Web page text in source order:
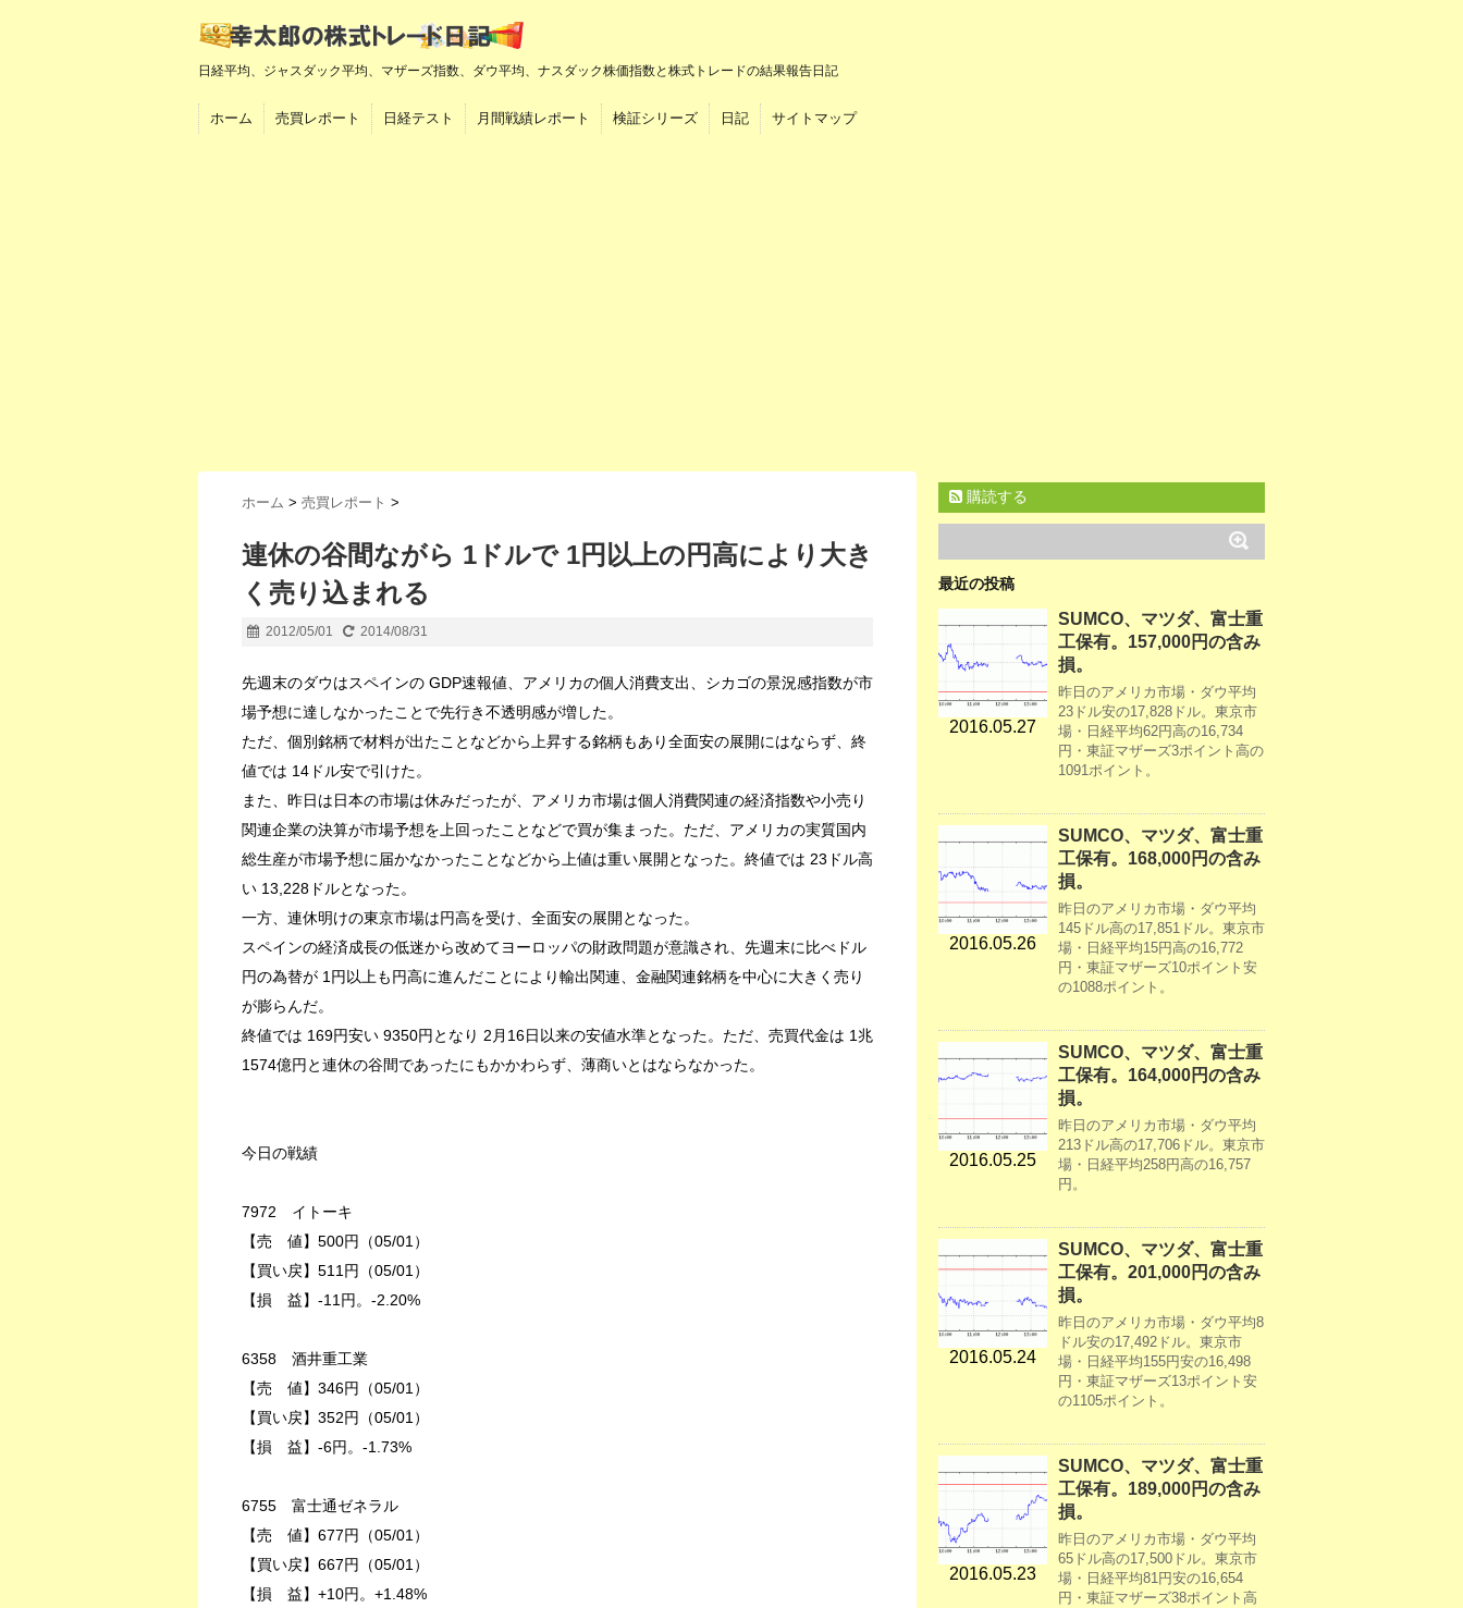
日経平均、ジャスダック平均、マザーズ指数、ダウ平均、ナスダック株価指数と株式トレードの結果報告日記
ホーム 売買レポート 日経テスト 月間戦績レポート 検証シリーズ 日記 サイトマップ
ホーム > 売買レポート >
連休の谷間ながら 1ドルで 1円以上の円高により大き
く売り込まれる
2012/05/01 2014/08/31
先週末のダウはスペインの GDP速報値、アメリカの個人消費支出、シカゴの景況感指数が市
場予想に達しなかったことで先行き不透明感が増した。
ただ、個別銘柄で材料が出たことなどから上昇する銘柄もあり全面安の展開にはならず、終
値では 14ドル安で引けた。
また、昨日は日本の市場は休みだったが、アメリカ市場は個人消費関連の経済指数や小売り
関連企業の決算が市場予想を上回ったことなどで買が集まった。ただ、アメリカの実質国内
総生産が市場予想に届かなかったことなどから上値は重い展開となった。終値では 23ドル高
い 13,228ドルとなった。
一方、連休明けの東京市場は円高を受け、全面安の展開となった。
スペインの経済成長の低迷から改めてヨーロッパの財政問題が意識され、先週末に比べドル
円の為替が 1円以上も円高に進んだことにより輸出関連、金融関連銘柄を中心に大きく売り
が膨らんだ。
終値では 169円安い 9350円となり 2月16日以来の安値水準となった。ただ、売買代金は 1兆
1574億円と連休の谷間であったにもかかわらず、薄商いとはならなかった。
今日の戦績
7972 イトーキ
【売 値】500円（05/01）
【買い戻】511円（05/01）
【損 益】-11円。-2.20%
6358 酒井重工業
【売 値】346円（05/01）
【買い戻】352円（05/01）
【損 益】-6円。-1.73%
6755 富士通ゼネラル
【売 値】677円（05/01）
【買い戻】667円（05/01）
【損 益】+10円。+1.48%
購読する
最近の投稿
2016.05.27
SUMCO、マツダ、富士重
工保有。157,000円の含み
損。
昨日のアメリカ市場・ダウ平均
23ドル安の17,828ドル。東京市
場・日経平均62円高の16,734
円・東証マザーズ3ポイント高の
1091ポイント。
2016.05.26
SUMCO、マツダ、富士重
工保有。168,000円の含み
損。
昨日のアメリカ市場・ダウ平均
145ドル高の17,851ドル。東京市
場・日経平均15円高の16,772
円・東証マザーズ10ポイント安
の1088ポイント。
2016.05.25
SUMCO、マツダ、富士重
工保有。164,000円の含み
損。
昨日のアメリカ市場・ダウ平均
213ドル高の17,706ドル。東京市
場・日経平均258円高の16,757
円。
2016.05.24
SUMCO、マツダ、富士重
工保有。201,000円の含み
損。
昨日のアメリカ市場・ダウ平均8
ドル安の17,492ドル。東京市
場・日経平均155円安の16,498
円・東証マザーズ13ポイント安
の1105ポイント。
2016.05.23
SUMCO、マツダ、富士重
工保有。189,000円の含み
損。
昨日のアメリカ市場・ダウ平均
65ドル高の17,500ドル。東京市
場・日経平均81円安の16,654
円・東証マザーズ38ポイント高